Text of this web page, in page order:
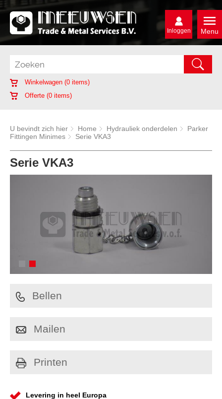
Menu
Inloggen
Winkelwagen (0 items)
Offerte (0 items)
U bevindt zich hier Home Hydrauliek onderdelen
Parker
Fittingen Minimes
Serie VKA3
Serie VKA3
Bellen
Mailen
Printen
Levering in heel Europa